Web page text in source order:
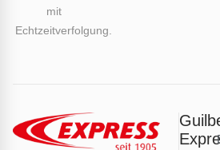
mit
Echtzeitverfolgung.